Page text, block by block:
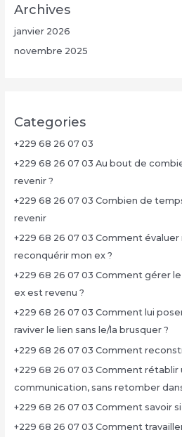
Archives
janvier 2026
novembre 2025
Categories
+229 68 26 07 03
+229 68 26 07 03 Au bout de
revenir ?
+229 68 26 07 03 Combien de
revenir
+229 68 26 07 03 Comment
reconquérir mon ex ?
+229 68 26 07 03 Comment gérer
ex est revenu ?
+229 68 26 07 03 Comment lui
raviver le lien sans le/la brusquer ?
+229 68 26 07 03 Comment
+229 68 26 07 03 Comment rétablir
communication, sans retomber
+229 68 26 07 03 Comment savoir
+229 68 26 07 03 Comment